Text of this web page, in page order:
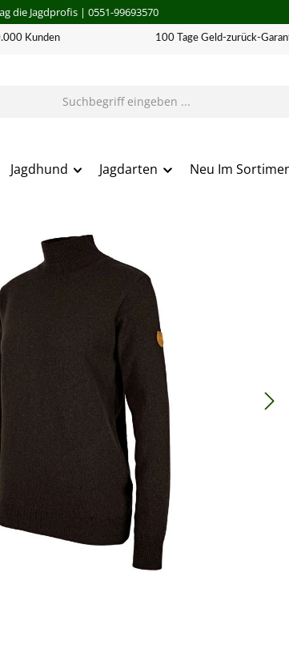
die Jagdprofis| 0551-99693570
Kunden 100 Tage Geld-zurück-
Jagdhund Jagdarten Neu Im